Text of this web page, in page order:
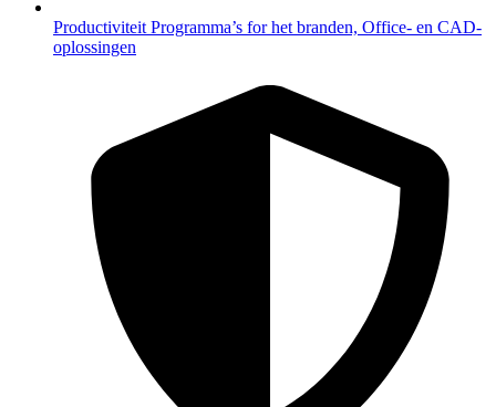
Productiviteit Programma’s for het branden, Office- en CAD-
oplossingen